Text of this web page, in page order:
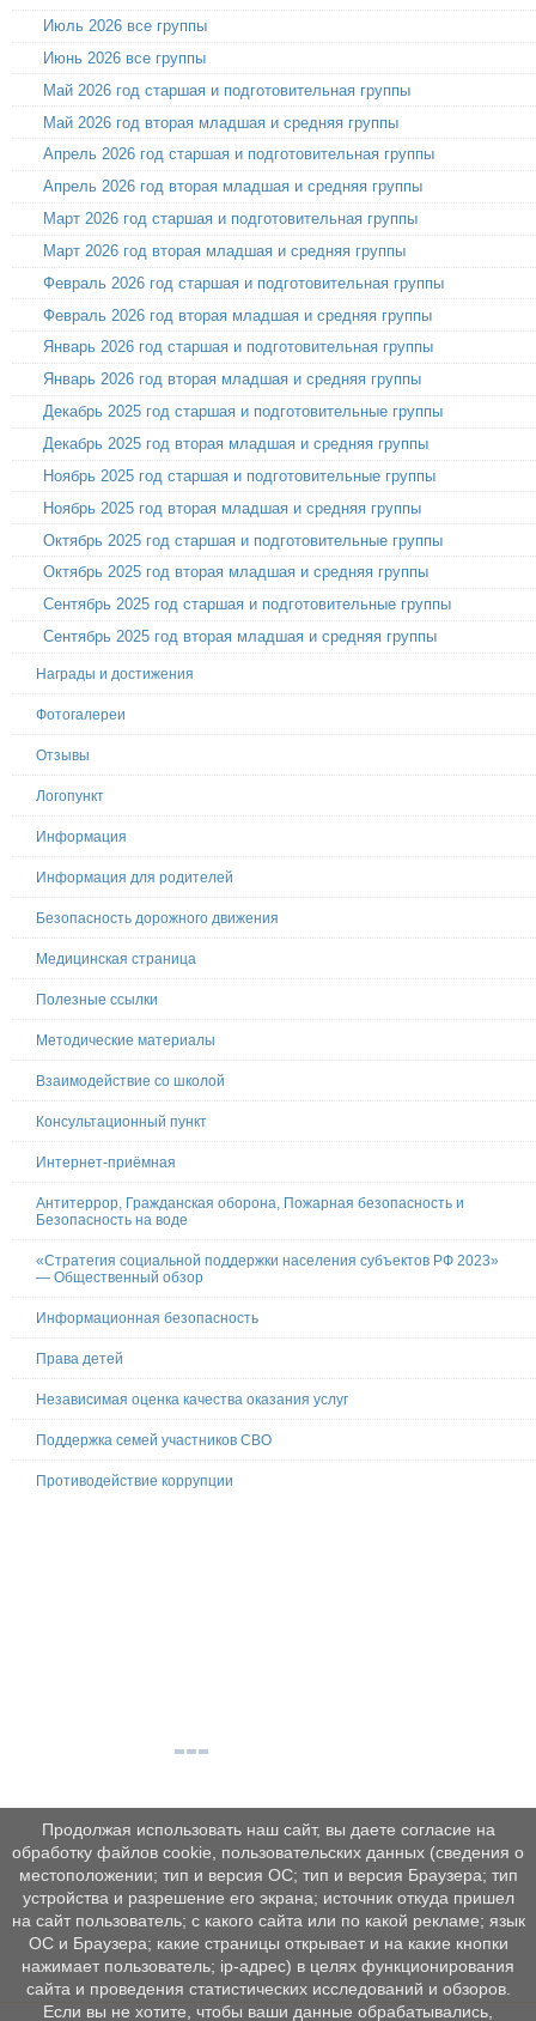
Июль 2026 все группы
Июнь 2026 все группы
Май 2026 год старшая и подготовительная группы
Май 2026 год вторая младшая и средняя группы
Апрель 2026 год старшая и подготовительная группы
Апрель 2026 год вторая младшая и средняя группы
Март 2026 год старшая и подготовительная группы
Март 2026 год вторая младшая и средняя группы
Февраль 2026 год старшая и подготовительная группы
Февраль 2026 год вторая младшая и средняя группы
Январь 2026 год старшая и подготовительная группы
Январь 2026 год вторая младшая и средняя группы
Декабрь 2025 год старшая и подготовительные группы
Декабрь 2025 год вторая младшая и средняя группы
Ноябрь 2025 год старшая и подготовительные группы
Ноябрь 2025 год вторая младшая и средняя группы
Октябрь 2025 год старшая и подготовительные группы
Октябрь 2025 год вторая младшая и средняя группы
Сентябрь 2025 год старшая и подготовительные группы
Сентябрь 2025 год вторая младшая и средняя группы
Награды и достижения
Фотогалереи
Отзывы
Логопункт
Информация
Информация для родителей
Безопасность дорожного движения
Медицинская страница
Полезные ссылки
Методические материалы
Взаимодействие со школой
Консультационный пункт
Интернет-приёмная
Антитеррор, Гражданская оборона, Пожарная безопасность и
Безопасность на воде
«Стратегия социальной поддержки населения субъектов РФ 2023»
— Общественный обзор
Информационная безопасность
Права детей
Независимая оценка качества оказания услуг
Поддержка семей участников СВО
Противодействие коррупции
Продолжая использовать наш сайт, вы даете согласие на
обработку файлов cookie, пользовательских данных (сведения о
местоположении; тип и версия ОС; тип и версия Браузера; тип
устройства и разрешение его экрана; источник откуда пришел
на сайт пользователь; с какого сайта или по какой рекламе; язык
ОС и Браузера; какие страницы открывает и на какие кнопки
нажимает пользователь; ip-адрес) в целях функционирования
сайта и проведения статистических исследований и обзоров.
Если вы не хотите, чтобы ваши данные обрабатывались,